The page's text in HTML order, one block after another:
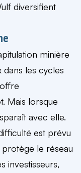
diversifient
minière
les cycles
Mais lorsque
avec elle.
est prévu
le réseau
investisseurs,